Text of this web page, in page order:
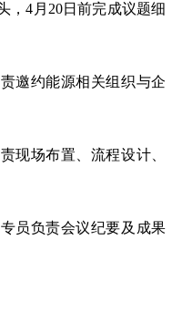
，4 月 20日前完成议题细
邀约能源相关组织与企
现场布置、流程设计、
员负责会议纪要及成果